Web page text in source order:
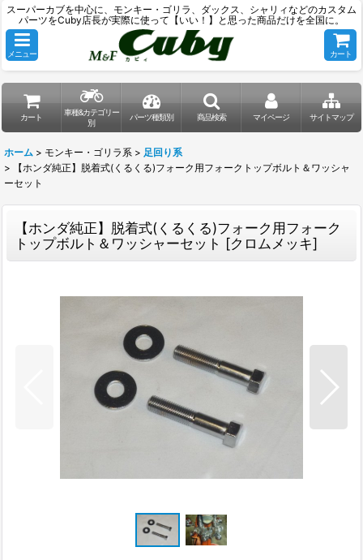
スーパーカブを中心に、モンキー・ゴリラ、ダックス、シャリィなどのカスタム
パーツをCuby店長が実際に使って【いい！】と思った商品だけを全国に。
メニュー カート
カート
車種&カテゴリー
別
パーツ種類別 商品検索 マイページ サイトマップ
ホーム > モンキー・ゴリラ系 > 足回り系
>
【ホンダ純正】脱着式(くるくる)フォーク用フォークトップボルト＆ワッシャ
ーセット
【ホンダ純正】脱着式(くるくる)フォーク用フォーク
トップボルト＆ワッシャーセット [クロムメッキ]